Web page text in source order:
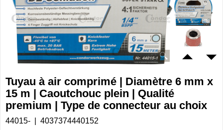
Tuyau à air comprimé | Diamètre 6 mm x
15 m | Caoutchouc plein | Qualité
premium | Type de connecteur au choix
44015- 4037374440152